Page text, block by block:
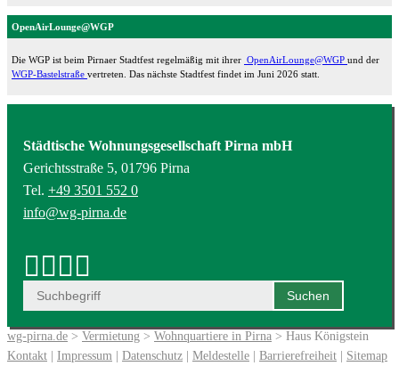
OpenAirLounge@WGP
Die WGP ist beim Pirnaer Stadtfest regelmäßig mit ihrer OpenAirLounge@WGP und der
WGP-Bastelstraße vertreten. Das nächste Stadtfest findet im Juni 2026 statt.
Städtische Wohnungsgesellschaft Pirna mbH
Gerichtsstraße 5, 01796 Pirna
Tel. +49 3501 552 0
info@wg-pirna.de
wg-pirna.de > Vermietung > Wohnquartiere in Pirna > Haus Königstein
Kontakt
Impressum Datenschutz Meldestelle Barrierefreiheit Sitemap